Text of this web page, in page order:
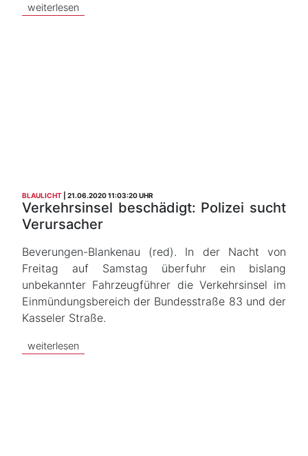
weiterlesen
BLAULICHT 21.06.2020 11:03:20 UHR
Verkehrsinsel beschädigt: Polizei sucht
Verursacher
Beverungen-Blankenau (red). In der Nacht von
Freitag auf Samstag überfuhr ein bislang
unbekannter Fahrzeugführer die Verkehrsinsel im
Einmündungsbereich der Bundesstraße 83 und der
Kasseler Straße.
weiterlesen